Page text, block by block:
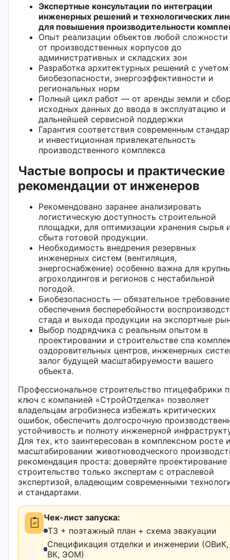
Экспертные консультации по интеграции
инженерных решений и технологических
для повышения производительности
Опыт реализации объектов любой
от производственных корпусов до
административных и складских зон
Разработка архитектурных решений с учетом
биобезопасности, энергоэффективности и
региональных норм
Полный цикл работ — от аренды земли и
исходных данных до ввода в эксплуатацию и
дальнейшей сервисной поддержки
Гарантия соответствия современным
и инвестиционная привлекательность
производственного комплекса
Частые вопросы и практические
рекомендации от инженеров
Рекомендовано заранее анализировать
логистическую доступность строительной
площадки, для оптимизации хранения сырья
сбыта готовой продукции.
Необходимость внедрения резервных
инженерных систем (вентиляция,
энергоснабжение) особенно важна для
агрохолдингов и регионов с нестабильной
погодой.
Биобезопасность — обязательное
обеспечения бесперебойности
стада и выхода продукции на экспортные
Выбор подрядчика с реальным опытом в
проектировании и строительстве спа
оздоровительных центров, инженерных
залог будущей масштабируемости вашего
объекта.
Профессиональное строительство птицефабрики
ключ с компанией «СтройОтделка» позволяет
владельцам агробизнеса избежать критических
ошибок, обеспечить долгосрочную
устойчивость и полноту инженерной
Для тех, кто заинтересован в комплексном росте
масштабировании животноводческого
рекомендация проста: доверяйте проектирование
строительство только экспертам с отраслевой
экспертизой, владеющим современными
и стандартами.
Чек-лист запуска:
ТЗ + поэтажный план + схема эвакуации
Спецификация отделки и инженерии (ОВиК,
ВК, ЭОМ)